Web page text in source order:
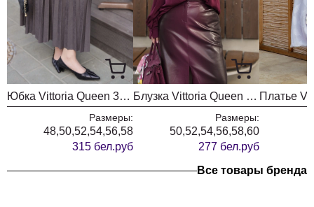
юбки
талии
84/100 88/104 92/108 96/112 100/116
ширина
на
уровне
бедер
116 120 124 128 132 136
Юбка Vittoria Queen 30453 тауп
Размеры:
48,50,52,54,56,58
315 бел.руб
Блузка Vittoria Queen 30103/3 бургунди
Размеры:
50,52,54,56,58,60
277 бел.руб
Все товары бренда